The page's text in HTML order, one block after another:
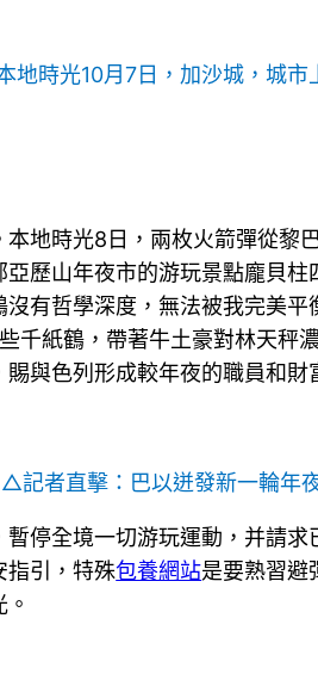
地時光10月7日，加沙城，城市
地時光8日，兩枚火箭彈從
歷山年夜市的游玩景點龐貝
有哲學深度，無法被我完美
千紙鶴，帶著牛土豪對林天秤
與色列形成較年夜的職員和財
△記者直擊：巴以迸發新一輪年
停全境一切游玩運動，并請
指引，特殊包養網站是要熟習避